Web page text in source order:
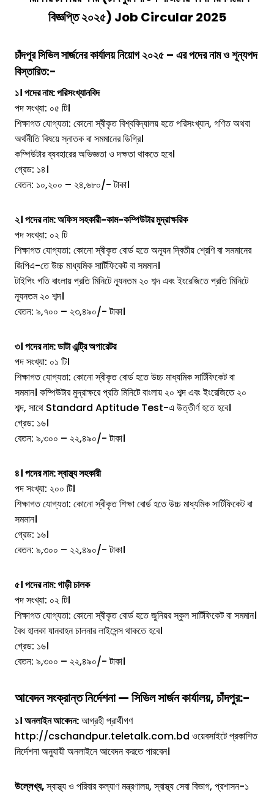
বিজ্ঞপ্তি ২০২৫) Job Circular 2025
চাঁদপুর সিভিল সার্জনের কার্যালয়নিয়োগ ২০২৫ – এর পদের নাম ও শূন্যপদ
বিস্তারিত:-
১। পদের নাম: পরিসংখ্যানবিদ
পদ সংখ্যা: ০৫ টি।
শিক্ষাগত যোগ্যতা: কোনো স্বীকৃত বিশ্ববিদ্যালয় হতে পরিসংখ্যান, গণিত অথবা
অর্থনীতি বিষয়ে স্নাতক বা সমমানের ডিগ্রি।
কম্পিউটার ব্যবহারের অভিজ্ঞতা ও দক্ষতা থাকতে হবে।
গ্রেড: ১৪।
বেতন: ১০,২০০ – ২৪,৬৮০/- টাকা।
২। পদের নাম: অফিস সহকারী-কাম-কম্পিউটার মুদ্রাক্ষরিক
পদ সংখ্যা: ০২ টি
শিক্ষাগত যোগ্যতা: কোনো স্বীকৃত বোর্ড হতে অন্যূন দ্বিতীয় শ্রেণি বা সমমানের
জিপিএ-তে উচ্চ মাধ্যমিক সার্টিফিকেট বা সমমান।
টাইপিং গতি বাংলায় প্রতি মিনিটে ন্যূনতম ২০ শব্দ এবং ইংরেজিতে প্রতি মিনিটে
ন্যূনতম ২০ শব্দ।
বেতন: ৯,৭০০ – ২৩,৪৯০/- টাকা।
৩। পদের নাম: ডাটা এন্ট্রি অপারেটর
পদ সংখ্যা: ০১ টি।
শিক্ষাগত যোগ্যতা: কোনো স্বীকৃত বোর্ড হতে উচ্চ মাধ্যমিক সার্টিফিকেট বা
সমমান। কম্পিউটার মুদ্রাক্ষরে প্রতি মিনিটে বাংলায় ২০ শব্দ এবং ইংরেজিতে ২০
শব্দ, সাথে Standard Aptitude Test-এ উত্তীর্ণ হতে হবে।
গ্রেড: ১৬।
বেতন: ৯,৩০০ – ২২,৪৯০/- টাকা।
৪। পদের নাম: স্বাস্থ্য সহকারী
পদ সংখ্যা: ২০০ টি।
শিক্ষাগত যোগ্যতা: কোনো স্বীকৃত শিক্ষা বোর্ড হতে উচ্চ মাধ্যমিক সার্টিফিকেট বা
সমমান।
গ্রেড: ১৬।
বেতন: ৯,৩০০ – ২২,৪৯০/- টাকা।
৫। পদের নাম: গাড়ী চালক
পদ সংখ্যা: ০২ টি।
শিক্ষাগত যোগ্যতা: কোনো স্বীকৃত বোর্ড হতে জুনিয়র স্কুল সার্টিফিকেট বা সমমান।
বৈধ হালকা যানবাহন চালনার লাইসেন্স থাকতে হবে।
গ্রেড: ১৬।
বেতন: ৯,৩০০ – ২২,৪৯০/- টাকা।
আবেদন সংক্রান্ত নির্দেশনা — সিভিল সার্জন কার্যালয়, চাঁদপুর:-
১। অনলাইন আবেদন:আগ্রহী প্রার্থীগণ
http://cschandpur.teletalk.com.bd ওয়েবসাইটে প্রকাশিত
নির্দেশনা অনুযায়ী অনলাইনে আবেদন করতে পারবেন।
উল্লেখ্য,স্বাস্থ্য ও পরিবার কল্যাণ মন্ত্রণালয়, স্বাস্থ্য সেবা বিভাগ, প্রশাসন-১